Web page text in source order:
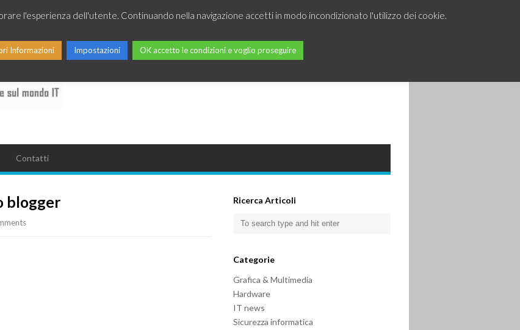
Contatti
blogger Ricerca Articoli
Categorie
Grafica & Multimedia
Hardware
IT news
Sicurezza informatica
l'esperienza dell'utente. Continuando nella navigazione accetti in modo incondizionato l'utilizzo dei cookie.
Informazioni Impostazioni OK accetto le condizioni e voglio proseguire